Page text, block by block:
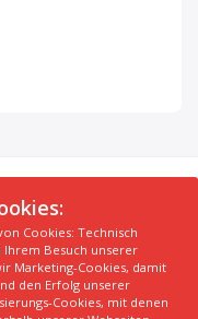
FAQ
Top Maschinen #1
Top Maschinen #3
Cookies: Technisch
Besuch unserer
Marketing-Cookies, damit
den Erfolg unserer
Cookies, mit denen